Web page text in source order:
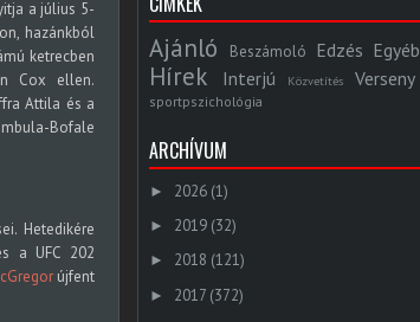
a július 5-
hazánkból
ketrecben
Cox ellen.
Attila és a
Bofale
Hetedikére
a UFC 202
újfent
Ajánló Beszámoló Edzés Egyéb
Hírek Interjú Közvetítés Verseny
sportpszichológia
ARCHÍVUM
► 2026 (1)
► 2019 (32)
► 2018 (121)
► 2017 (372)